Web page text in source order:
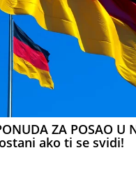
ZA POSAO U
ako ti se svidi!